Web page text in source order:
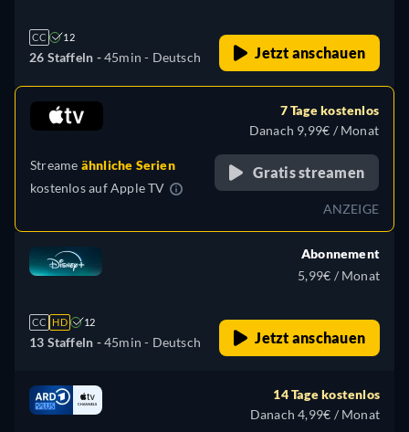
CC 12
26 Staffeln -45min - Deutsch Jetzt anschauen
Streame ähnliche Serien
kostenlos aufApple TV
7 Tage kostenlos
Danach 9,99€ / Monat
Gratis streamen
ANZEIGE
CC HD 12
13 Staffeln -45min - Deutsch
Abonnement
5,99€ / Monat
Jetzt anschauen
14 Tage kostenlos
Danach 4,99€ / Monat